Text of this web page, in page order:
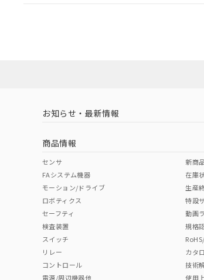
EU RoHS 注意事項・凡例
中国 RoHS 注意事項・凡例
中国 RoHS表
Pb Hg
"対応済み"や非含有の記載がされた商品で
（イギリス
（ノルウェー
お知らせ・最新情報
商品情報
センサ
FAシステム機器
モーション/ドライブ
ロボティクス
セーフティ
検査装置
スイッチ
リレー
コントロール
電源/周辺機器他
新商
在庫
生産
特設
動画
規格
カタ
技術
使用